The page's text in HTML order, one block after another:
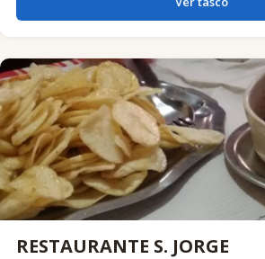
RESTAURANTE S. JORGE